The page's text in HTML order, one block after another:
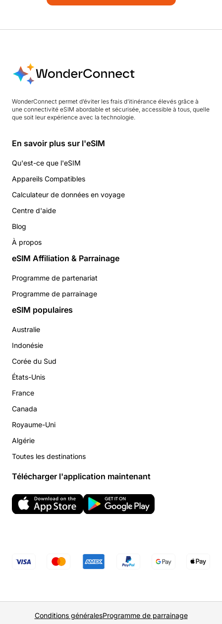
WonderConnect permet d’éviter les frais d’itinérance élevés grâce à
une connectivité eSIM abordable et sécurisée, accessible à tous, quelle
que soit leur expérience avec la technologie.
En savoir plus sur l'eSIM
Qu'est-ce que l'eSIM
Appareils Compatibles
Calculateur de données en voyage
Centre d'aide
Blog
À propos
eSIM Affiliation & Parrainage
Programme de partenariat
Programme de parrainage
eSIM populaires
Australie
Indonésie
Corée du Sud
États-Unis
France
Canada
Royaume-Uni
Algérie
Toutes les destinations
Télécharger l'application maintenant
Conditions généralesProgramme de parrainage